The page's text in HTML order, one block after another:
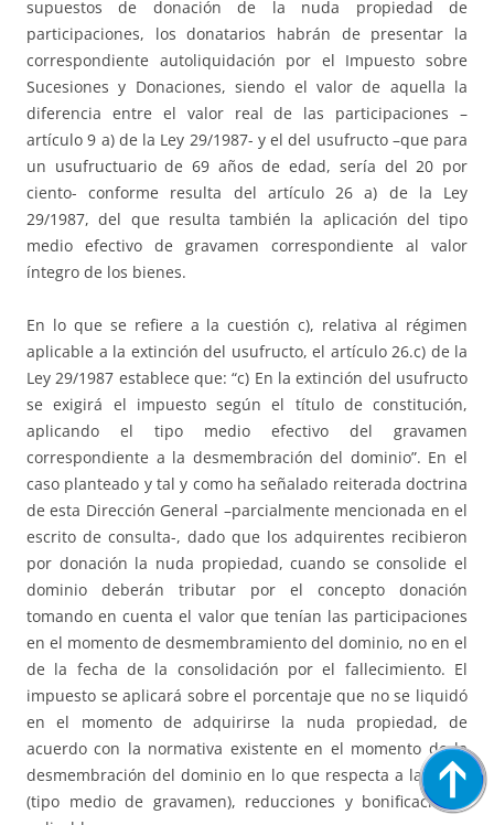
supuestos de donación de la nuda propiedad de
participaciones, los donatarios habrán de presentar la
correspondiente autoliquidación por el Impuesto sobre
Sucesiones y Donaciones, siendo el valor de aquella la
diferencia entre el valor real de las participaciones –
artículo 9 a) de la Ley 29/1987- y el del usufructo –que para
un usufructuario de 69 años de edad, sería del 20 por
ciento- conforme resulta del artículo 26 a) de la Ley
29/1987, del que resulta también la aplicación del tipo
medio efectivo de gravamen correspondiente al valor
íntegro de los bienes.
En lo que se refiere a la cuestión c), relativa al régimen
aplicable a la extinción del usufructo, el artículo 26.c) de la
Ley 29/1987 establece que: “c) En la extinción del usufructo
se exigirá el impuesto según el título de constitución,
aplicando el tipo medio efectivo del gravamen
correspondiente a la desmembración del dominio”. En el
caso planteado y tal y como ha señalado reiterada doctrina
de esta Dirección General –parcialmente mencionada en el
escrito de consulta-, dado que los adquirentes recibieron
por donación la nuda propiedad, cuando se consolide el
dominio deberán tributar por el concepto donación
tomando en cuenta el valor que tenían las participaciones
en el momento de desmembramiento del dominio, no en el
de la fecha de la consolidación por el fallecimiento. El
impuesto se aplicará sobre el porcentaje que no se liquidó
en el momento de adquirirse la nuda propiedad, de
acuerdo con la normativa existente en el momento de la
desmembración del dominio en lo que respecta a la tarifa
(tipo medio de gravamen), reducciones y bonificaciones